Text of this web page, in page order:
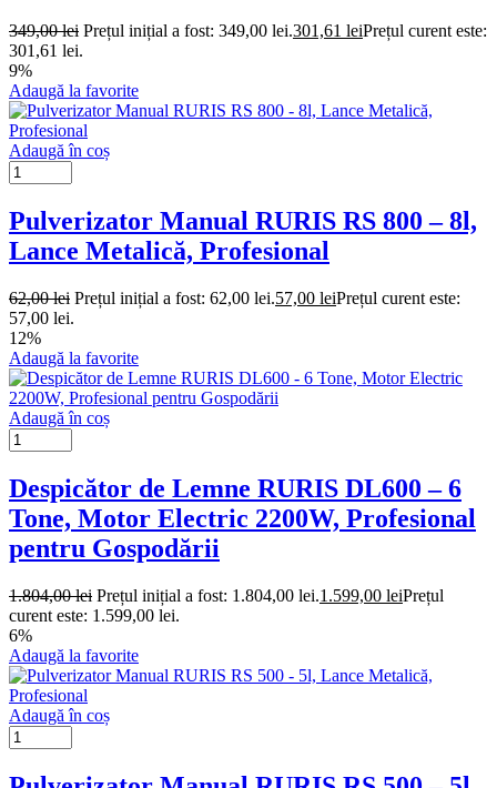
349,00lei Prețul inițial a fost: 349,00 lei.301,61 leiPrețul curent este:
301,61 lei.
9%
Adaugă la favorite
Adaugă în coș
Pulverizator Manual RURIS RS 800 – 8l,
Lance Metalică, Profesional
62,00lei Prețul inițial a fost: 62,00 lei.57,00 leiPrețul curent este:
57,00 lei.
12%
Adaugă la favorite
Adaugă în coș
Despicător de Lemne RURIS DL600 – 6
Tone, Motor Electric 2200W, Profesional
pentru Gospodării
1.804,00lei Prețul inițial a fost: 1.804,00 lei.1.599,00 leiPrețul
curent este: 1.599,00 lei.
6%
Adaugă la favorite
Adaugă în coș